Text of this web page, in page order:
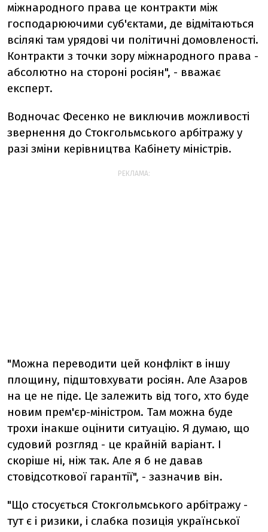
міжнародного права це контракти між
господарюючими суб'єктами, де відмітаються
всілякі там урядові чи політичні домовленості.
Контракти з точки зору міжнародного права -
абсолютно на стороні росіян", - вважає
експерт.
Водночас Фесенко не виключив можливості
звернення до Стокгольмського арбітражу у
разі зміни керівництва Кабінету міністрів.
РЕКЛАМА:
"Можна переводити цей конфлікт в іншу
площину, підштовхувати росіян. Але Азаров
на це не піде. Це залежить від того, хто буде
новим прем'єр-міністром. Там можна буде
трохи інакше оцінити ситуацію. Я думаю, що
судовий розгляд - це крайній варіант. І
скоріше ні, ніж так. Але я б не давав
стовідсоткової гарантії", - зазначив він.
"Що стосується Стокгольмського арбітражу -
тут є і ризики, і слабка позиція української